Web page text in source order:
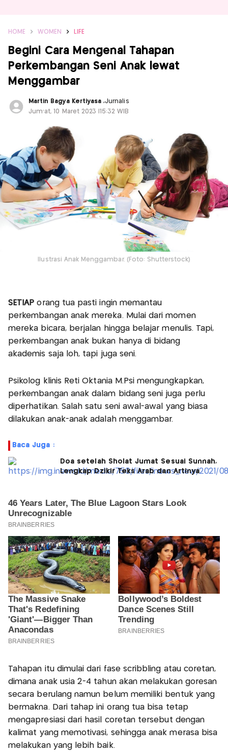
HOME WOMEN LIFE
Begini Cara Mengenal Tahapan
Perkembangan Seni Anak lewat
Menggambar
Martin Bagya Kertiyasa,Jurnalis
Jum'at, 10 Maret 2023 |15:32 WIB
Ilustrasi Anak Menggambar. (Foto: Shutterstock)
SETIAPorang tua pasti ingin memantau
perkembangan anak mereka. Mulai dari momen
mereka bicara, berjalan hingga belajar menulis. Tapi,
perkembangan anak bukan hanya di bidang
akademis saja loh, tapi juga seni.
Psikolog klinis Reti Oktania M.Psi mengungkapkan,
perkembangan anak dalam bidang seni juga perlu
diperhatikan. Salah satu seni awal-awal yang biasa
dilakukan anak-anak adalah menggambar.
Baca Juga :
Doa setelah Sholat Jumat Sesuai Sunnah,
Lengkap Dzikir Teks Arab dan Artinya
Tahapan itu dimulai dari fase scribbling atau coretan,
dimana anak usia 2-4 tahun akan melakukan goresan
secara berulang namun belum memiliki bentuk yang
bermakna. Dari tahap ini orang tua bisa tetap
mengapresiasi dari hasil coretan tersebut dengan
kalimat yang memotivasi, sehingga anak merasa bisa
melakukan yang lebih baik.